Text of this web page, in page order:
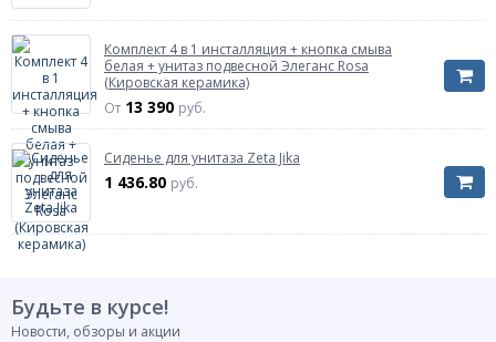
Комплект 4 в 1 инсталляция + кнопка смыва
белая + унитаз подвесной Элеганс Rosa
(Кировская керамика)
От 13 390 руб.
Сиденье для унитаза Zeta Jika
1 436.80 руб.
Будьте в курсе!
Новости, обзоры и акции